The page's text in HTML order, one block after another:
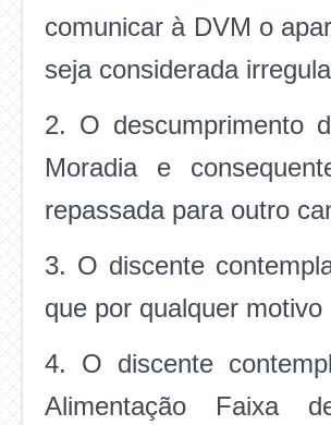
comunicar à DVM o
seja considerada
2. O descumprimento
Moradia e
repassada para outro
3. O discente
que por qualquer
4. O discente
Alimentação Faixa